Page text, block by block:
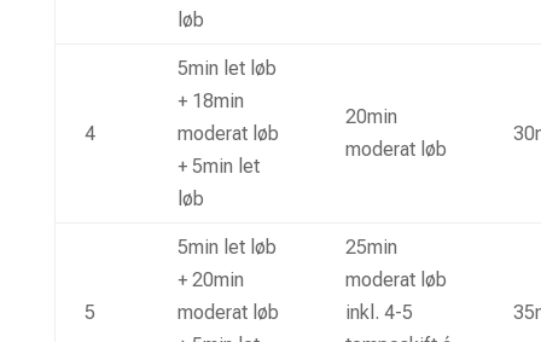
løb
4
5min let løb
+ 18min
moderat løb
+ 5min let
løb
20min
moderat løb
5
5min let løb
+ 20min
moderat løb
25min
moderat løb
inkl. 4-5